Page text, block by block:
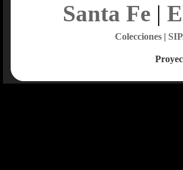
Santa Fe|
Colecciones|